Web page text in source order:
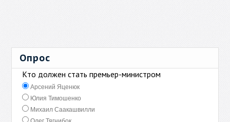
Опрос
Кто должен стать премьер-министром
Арсений Яценюк
Юлия Тимошенко
Михаил Саакашвилли